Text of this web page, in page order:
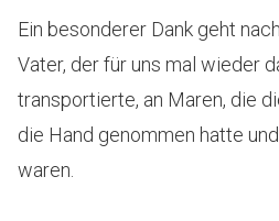
Ein besonderer Dank geht
Vater, der für uns mal wieder
transportierte, an Maren, die
die Hand genommen hatte
waren.